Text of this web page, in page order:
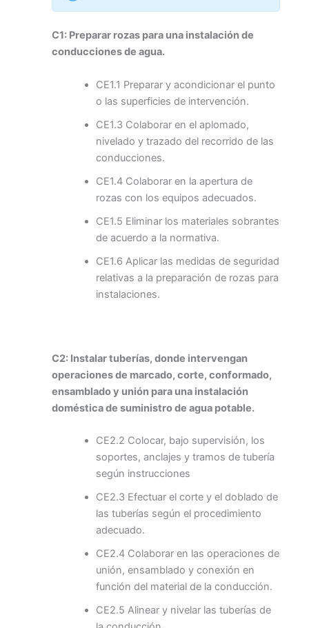
C1: Preparar rozas para una instalación de
conducciones de agua.
CE1.1 Preparar y acondicionar el punto
o las superficies de intervención.
CE1.3 Colaborar en el aplomado,
nivelado y trazado del recorrido de las
conducciones.
CE1.4 Colaborar en la apertura de
rozas con los equipos adecuados.
CE1.5 Eliminar los materiales sobrantes
de acuerdo a la normativa.
CE1.6 Aplicar las medidas de seguridad
relativas a la preparación de rozas para
instalaciones.
C2: Instalar tuberías, donde intervengan
operaciones de marcado, corte, conformado,
ensamblado y unión para una instalación
doméstica de suministro de agua potable.
CE2.2 Colocar, bajo supervisión, los
soportes, anclajes y tramos de tubería
según instrucciones
CE2.3 Efectuar el corte y el doblado de
las tuberías según el procedimiento
adecuado.
CE2.4 Colaborar en las operaciones de
unión, ensamblado y conexión en
función del material de la conducción.
CE2.5 Alinear y nivelar las tuberías de